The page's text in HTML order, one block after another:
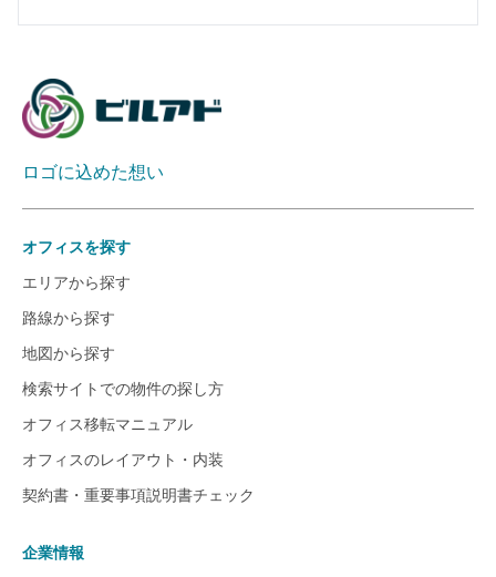
ロゴに込めた想い
オフィスを探す
エリアから探す
路線から探す
地図から探す
検索サイトでの物件の探し方
オフィス移転マニュアル
オフィスのレイアウト・内装
契約書・重要事項説明書チェック
企業情報